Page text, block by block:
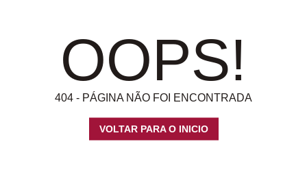
OOPS!
404 - PÁGINA NÃO FOI ENCONTRADA
VOLTAR PARA O INICIO